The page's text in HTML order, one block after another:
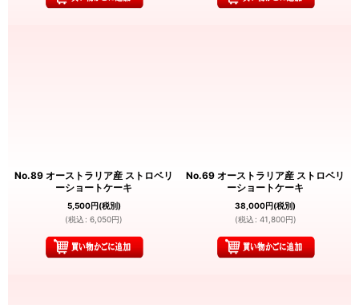
No.89 オーストラリア産 ストロベリ
ーショートケーキ
5,500円(税別)
(税込 : 6,050円)
No.69 オーストラリア産 ストロベリ
ーショートケーキ
38,000円(税別)
(税込 : 41,800円)